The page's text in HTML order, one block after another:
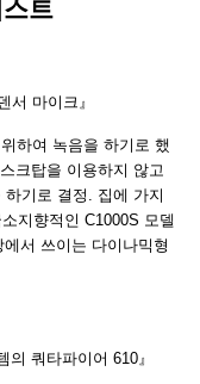
트
서 마이크』
하여 녹음을 하기로 했
크탑을 이용하지 않고
기로 결정. 집에 가지
지향적인 C1000S 모델
서 쓰이는 다이나믹형
의 쿼타파이어 610』